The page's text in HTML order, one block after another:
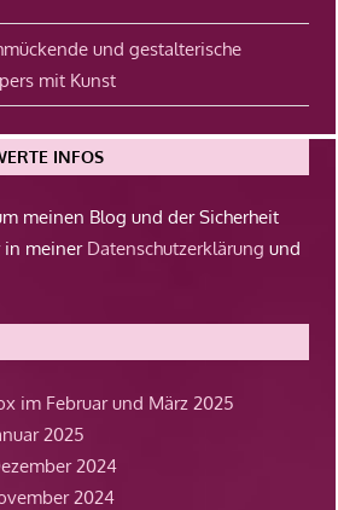
und gestalterische
mit Kunst
INFOS
meinen Blog und der Sicherheit
in meiner Datenschutzerklärung und
im Februar und März 2025
2025
2024
2024